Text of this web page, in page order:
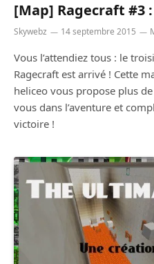
[Map] Ragecraft #3
Skywebz 14 septembre 2015
Vous l’attendiez tous : le
Ragecraft est arrivé ! Cette
heliceo vous propose plus
vous dans l’aventure et
victoire !